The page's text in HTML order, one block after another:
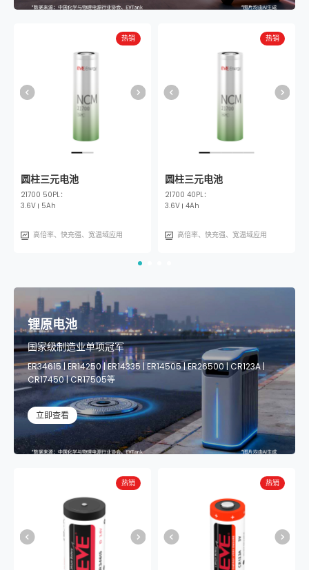
热销
圆柱三元电池
21700 50PL：
3.6V 5Ah
高倍率、快充强、宽温域应用
热销
圆柱三元电池
18650 20P：
3.6V 2Ah
高倍率、快充强、宽温域应用
热销
圆柱三元电池
18650 26V：
3.6V 2.55Ah
高能量密度、快充强、宽温域应用
热销
圆柱三元电池
21700 40PL：
3.6V 4Ah
高倍率、快充强、宽温域应用
锂原电池
国家级制造业单项冠军
ER34615 | ER14250 | ER14335 | ER14505 | ER26500 | CR123A |
CR17450 | CR17505等
立即查看
热销 热销
热销 热销热销